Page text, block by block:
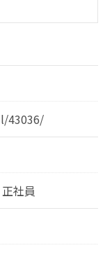
ます。
護契約等の措
43036/
社員